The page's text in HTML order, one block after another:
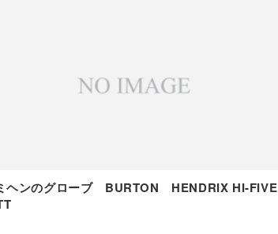
ヘンのグローブ BURTON HENDRIX HI-FIVE